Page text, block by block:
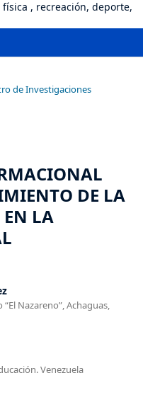
, recreación, deporte,
de Investigaciones
DE LA
EN LA
Nazareno”, Achaguas,
Venezuela